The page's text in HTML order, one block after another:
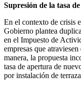
Supresión de la tasa
En el contexto de crisis
Gobierno plantea
en el Impuesto de
empresas que
manera, la propuesta
tasa de apertura de
por instalación de